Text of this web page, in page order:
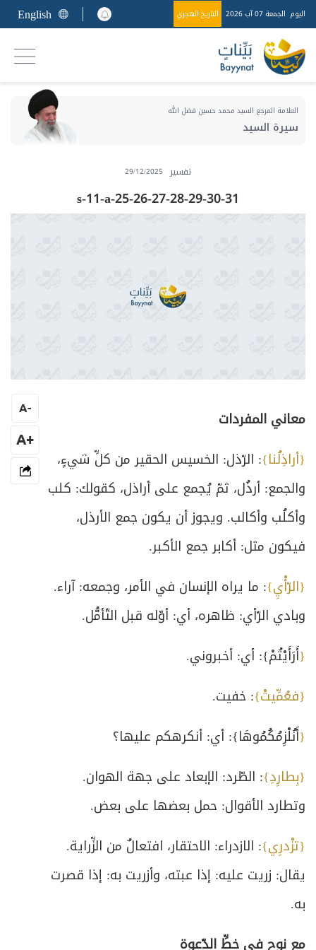
اليوم الجمعة 07 آب 2026 التاريخ الهجري English
العلامة المرجع السيد محمد حسين فضل الله
سيرة السيد
تفسير 29/12/2025
s-11-a-25-26-27-28-29-30-31
‏معاني المفردات‏
{أراذِلُنا}: الرّذل: الخسيس الحقير من كلِّ شيءٍ،
والجمع: أرذُل، ثمّ يُجمع على أراذل، كقولك: كلب
وأكلُب وأكالب. ويجوز أن يكون جمع الأرذل،
فيكون مثل: أكابر جمع الأكبر. ‏
{الرّأْيِ}: ما يراه الإنسان في الأمر، وجمعه: آراء.
وبادي الرّأي: ظاهره، أي: أوّله قبل التّأمُّل. ‏
{‏‏أَرَأَيْتُمْ‏‏}‏: أي: أخبروني. ‏
{فعُمِّيتْ}: خفيت. ‏
{‏‏أَنُلْزِمُكُمُوهَا‏‏}‏: أي: أنكرهكم عليها؟ ‏
{بِطارِدِ}: الطّرد: الإبعاد على جهة الهوان.
وتطارد الأقوال: حمل بعضها على بعض. ‏
{تزْدرِي}: الازدراء: الاحتقار، افتعالٌ من الزِّراية.
يقال: زريت عليه: إذا عبته، وأزريت به: إذا قصرت
به. ‏
‏مع نوح في خطِّ الدّعوة ‏
-
A
+A